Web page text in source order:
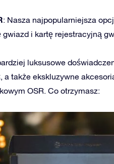
: Nasza najpopularniejsza
gwiazd i kartę rejestracyjną
luksusowe
a także ekskluzywne
OSR. Co otrzymasz: